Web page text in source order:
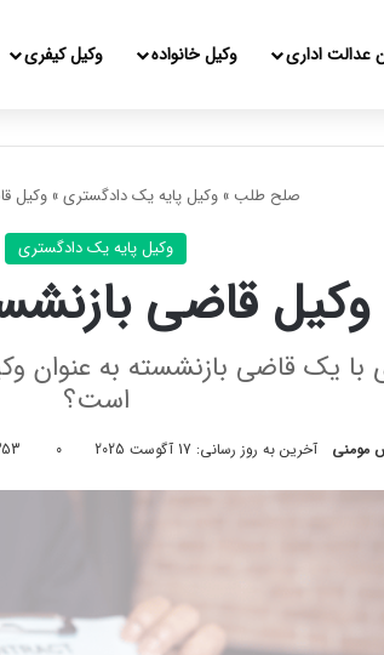
عدالت اداری وکیل خانواده وکیل کیفری
صلح طلب » وکیل پایه یک دادگستری» وکیل
وکیل پایه یک دادگستری
وکیل قاضی
با یک قاضی بازنشسته به عنوان
است؟
مومنی آخرین به روز رسانی: 17 آگوست 2025 0